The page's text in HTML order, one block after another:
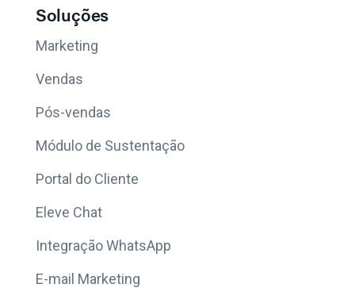
Soluções
Marketing
Vendas
Pós-vendas
Módulo de Sustentação
Portal do Cliente
Eleve Chat
Integração WhatsApp
E-mail Marketing